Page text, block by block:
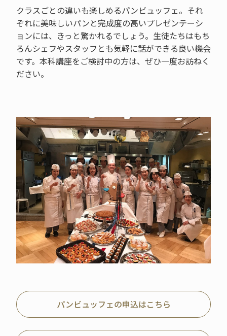
クラスごとの違いも楽しめるパンビュッフェ。それ
ぞれに美味しいパンと完成度の高いプレゼンテーシ
ョンには、きっと驚かれるでしょう。生徒たちはもち
ろんシェフやスタッフとも気軽に話ができる良い機会
です。本科講座をご検討中の方は、ぜひ一度お訪ねく
ださい。
パンビュッフェの申込はこちら